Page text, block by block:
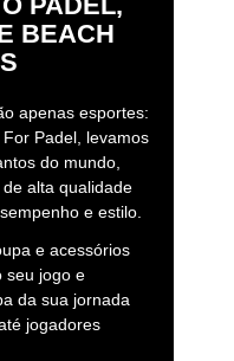
BEACH
apenas esportes:
Padel, levamos
do mundo,
alta qualidade
e estilo.
e acessórios
seu jogo e
da sua jornada
jogadores